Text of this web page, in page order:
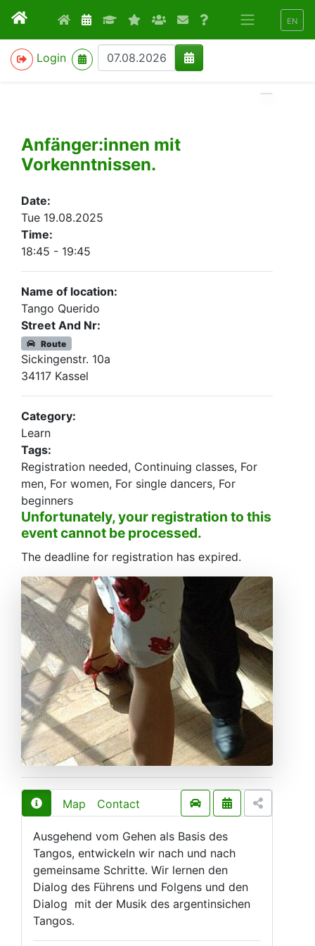
EN
Login
>
Anfänger:innen mit
Vorkenntnissen.
Date:
Tue 19.08.2025
Time:
18:45 - 19:45
Name of location:
Tango Querido
Street And Nr:
Route
Sickingenstr. 10a
34117 Kassel
Category:
Learn
Tags:
Registration needed, Continuing classes, For
men, For women, For single dancers, For
beginners
Unfortunately, your registration to this
event cannot be processed.
The deadline for registration has expired.
Map Contact
Ausgehend vom Gehen als Basis des
Tangos, entwickeln wir nach und nach
gemeinsame Schritte. Wir lernen den
Dialog des Führens und Folgens und den
Dialog mit der Musik des argentinsichen
Tangos.